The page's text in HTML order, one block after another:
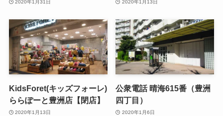
2020年1月31日 2020年1月13日
KidsForet(キッズフォーレ)
ららぽーと豊洲店【閉店】
2020年1月13日
公衆電話 晴海615番（豊洲
四丁目）
2020年1月6日